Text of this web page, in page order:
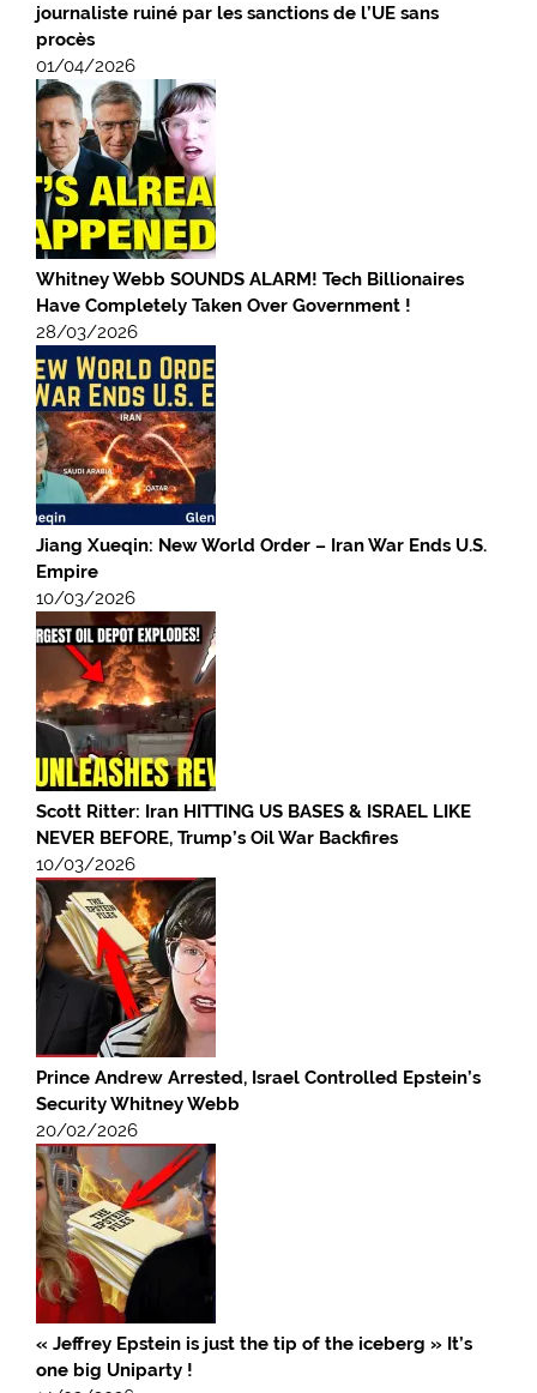
journaliste ruiné par les sanctions de l’UE sans
procès
01/04/2026
Whitney Webb SOUNDS ALARM! Tech Billionaires
Have Completely Taken Over Government !
28/03/2026
Jiang Xueqin: New World Order – Iran War Ends U.S.
Empire
10/03/2026
Scott Ritter: Iran HITTING US BASES & ISRAEL LIKE
NEVER BEFORE, Trump’s Oil War Backfires
10/03/2026
Prince Andrew Arrested, Israel Controlled Epstein’s
Security Whitney Webb
20/02/2026
« Jeffrey Epstein is just the tip of the iceberg » It’s
one big Uniparty !